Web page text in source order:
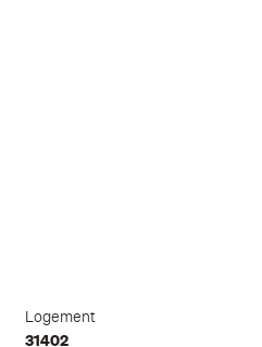
Logement
31402